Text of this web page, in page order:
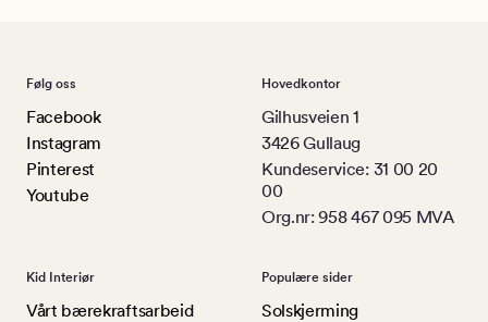
Følg oss
Facebook
Instagram
Pinterest
Youtube
Hovedkontor
Gilhusveien 1
3426 Gullaug
Kundeservice: 31 00 20
00
Org.nr: 958 467 095 MVA
Kid Interiør
Vårt bærekraftsarbeid
Populære sider
Solskjerming